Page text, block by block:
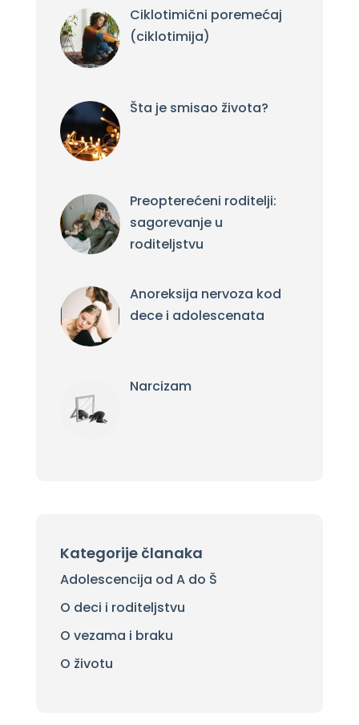
Ciklotimični poremećaj
(ciklotimija)
Šta je smisao života?
Preopterećeni roditelji:
sagorevanje u
roditeljstvu
Anoreksija nervoza kod
dece i adolescenata
Narcizam
Kategorije članaka
Adolescencija od A do Š
O deci i roditeljstvu
O vezama i braku
O životu